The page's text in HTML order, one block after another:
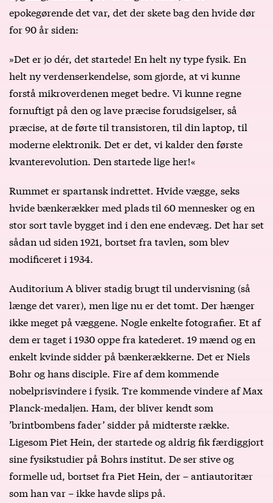
epokegørende det var, det der skete bag den hvide dør
for 90 år siden:
»Det er jo dér, det startede! En helt ny type fysik. En
helt ny verdenserkendelse, som gjorde, at vi kunne
forstå mikroverdenen meget bedre. Vi kunne regne
fornuftigt på den og lave præcise forudsigelser, så
præcise, at de førte til transistoren, til din laptop, til
moderne elektronik. Det er det, vi kalder den første
kvanterevolution. Den startede lige her!«
Rummet er spartansk indrettet. Hvide vægge, seks
hvide bænkerækker med plads til 60 mennesker og en
stor sort tavle bygget ind i den ene endevæg. Det har set
sådan ud siden 1921, bortset fra tavlen, som blev
modificeret i 1934.
Auditorium A bliver stadig brugt til undervisning (så
længe det varer), men lige nu er det tomt. Der hænger
ikke meget på væggene. Nogle enkelte fotografier. Et af
dem er taget i 1930 oppe fra katederet. 19 mænd og en
enkelt kvinde sidder på bænkerækkerne. Det er Niels
Bohr og hans disciple. Fire af dem kommende
nobelprisvindere i fysik. Tre kommende vindere af Max
Planck-medaljen. Ham, der bliver kendt som
’brintbombens fader’ sidder på midterste række.
Ligesom Piet Hein, der startede og aldrig fik færdiggjort
sine fysikstudier på Bohrs institut. De ser stive og
formelle ud, bortset fra Piet Hein, der – antiautoritær
som han var – ikke havde slips på.